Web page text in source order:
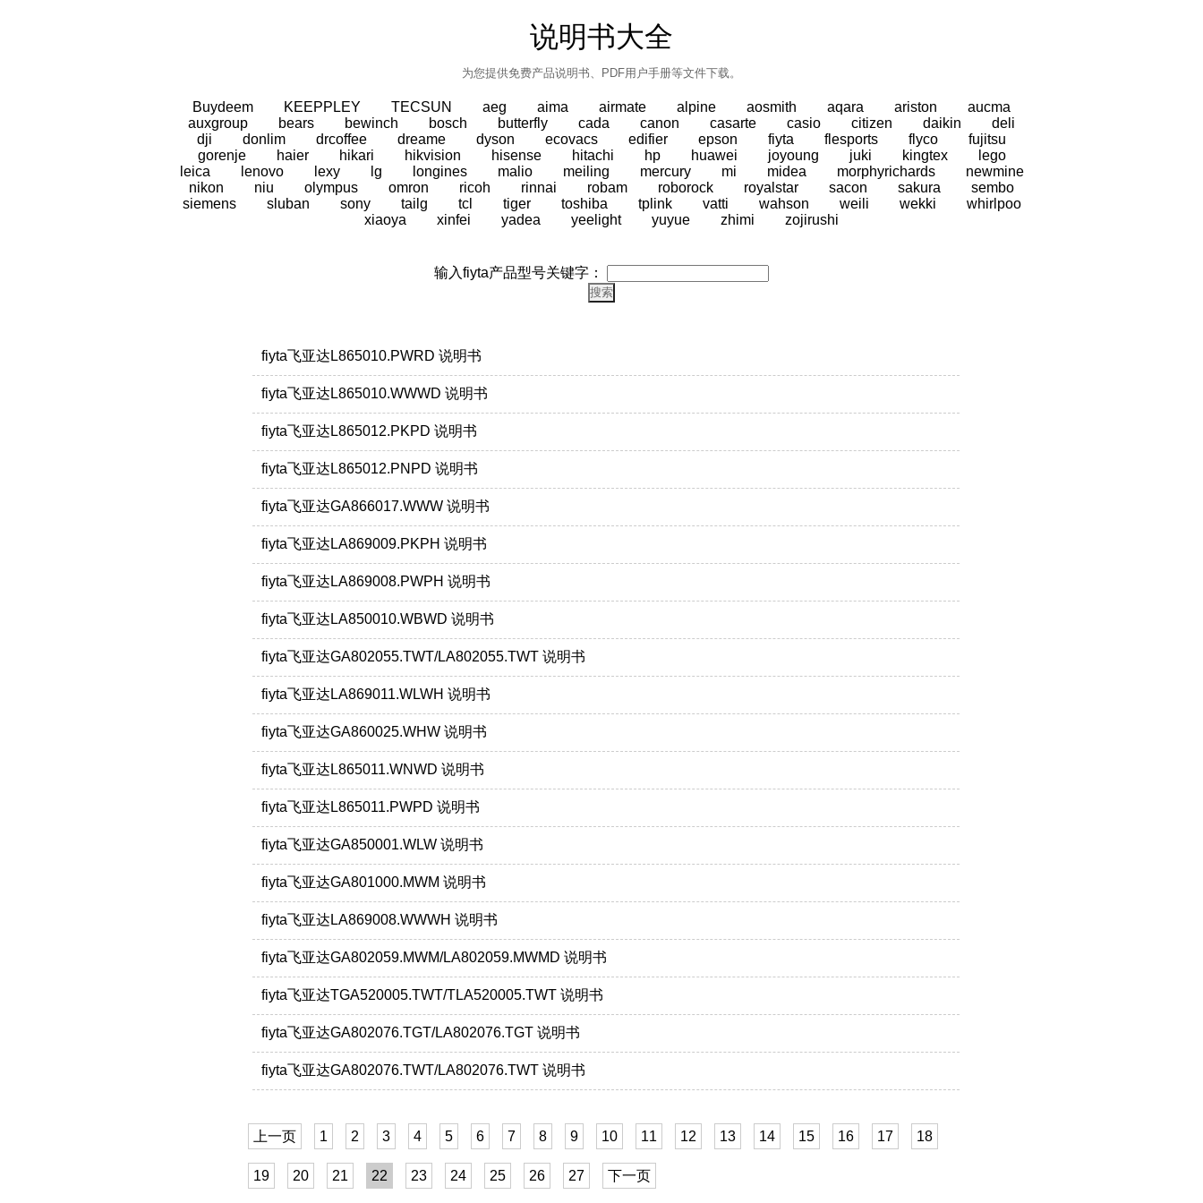
说明书大全
为您提供免费产品说明书、PDF用户手册等文件下载。
Buydeem KEEPPLEY TECSUN aeg aima airmate alpine aosmith aqara ariston
aucma
auxgroup
bears bewinch bosch butterfly cada canon casarte casio citizen daikin
deli
dji
donlim drcoffee dreame dyson ecovacs edifier epson fiyta flesports flyco
fujitsu
gorenje
haier hikari hikvision hisense hitachi hp huawei joyoung juki kingtex
lego
leica
lenovo lexy lg longines malio meiling mercury mi midea morphyrichards
newmine
nikon
niu olympus omron ricoh rinnai robam roborock royalstar sacon sakura
sembo
siemens
sluban sony tailg tcl tiger toshiba tplink vatti wahson weili wekki
whirlpoo
xiaoya
xinfei yadea yeelight yuyue zhimi zojirushi
输入fiyta产品型号关键字：
fiyta飞亚达L865010.PWRD 说明书
fiyta飞亚达L865010.WWWD 说明书
fiyta飞亚达L865012.PKPD 说明书
fiyta飞亚达L865012.PNPD 说明书
fiyta飞亚达GA866017.WWW 说明书
fiyta飞亚达LA869009.PKPH 说明书
fiyta飞亚达LA869008.PWPH 说明书
fiyta飞亚达LA850010.WBWD 说明书
fiyta飞亚达GA802055.TWT/LA802055.TWT 说明书
fiyta飞亚达LA869011.WLWH 说明书
fiyta飞亚达GA860025.WHW 说明书
fiyta飞亚达L865011.WNWD 说明书
fiyta飞亚达L865011.PWPD 说明书
fiyta飞亚达GA850001.WLW 说明书
fiyta飞亚达GA801000.MWM 说明书
fiyta飞亚达LA869008.WWWH 说明书
fiyta飞亚达GA802059.MWM/LA802059.MWMD 说明书
fiyta飞亚达TGA520005.TWT/TLA520005.TWT 说明书
fiyta飞亚达GA802076.TGT/LA802076.TGT 说明书
fiyta飞亚达GA802076.TWT/LA802076.TWT 说明书
上一页 1 2 3 4 5 6 7 8 9 10 11 12 13 14 15 16 17 18
19 20 21 22 23 24 25 26 27 下一页